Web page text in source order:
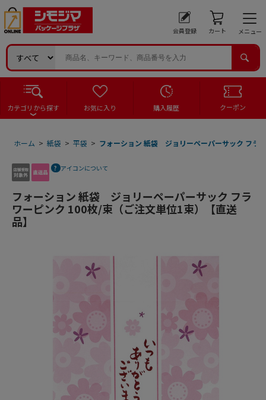
会員登録 カート メニュー
カテゴリから探す お気に入り 購入履歴 クーポン
ホーム > 紙袋 > 平袋 > フォーション 紙袋 ジョリーペーパーサック フラ
アイコンについて
フォーション 紙袋 ジョリーペーパーサック フラ
ワーピンク 100枚/束（ご注文単位1束）【直送
品】